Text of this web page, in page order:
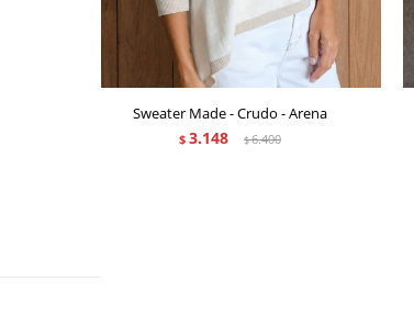
Sweater Made - Crudo - Arena
$ 3.148 $6.400